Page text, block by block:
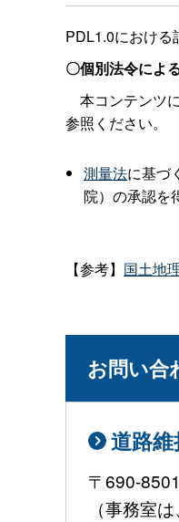
PDL1.0における
〇個別法令によ
本コンテンツ
参照ください。
測量法に基づ
院）の承認を
【参考】 国土地
お問い合
道路
〒690-
（事務室